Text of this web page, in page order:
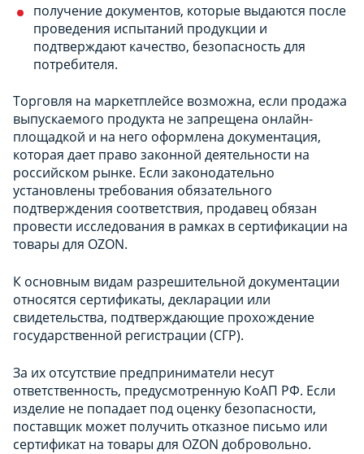
получение документов, которые выдаются после
проведения испытаний продукции и
подтверждают качество, безопасность для
потребителя.
Торговля на маркетплейсе возможна, если продажа
выпускаемого продукта не запрещена онлайн-
площадкой и на него оформлена документация,
которая дает право законной деятельности на
российском рынке. Если законодательно
установлены требования обязательного
подтверждения соответствия, продавец обязан
провести исследования в рамках в сертификации на
товары для OZON.
К основным видам разрешительной документации
относятся сертификаты, декларации или
свидетельства, подтверждающие прохождение
государственной регистрации (СГР).
За их отсутствие предприниматели несут
ответственность, предусмотренную КоАП РФ. Если
изделие не попадает под оценку безопасности,
поставщик может получить отказное письмо или
сертификат на товары для OZON добровольно.